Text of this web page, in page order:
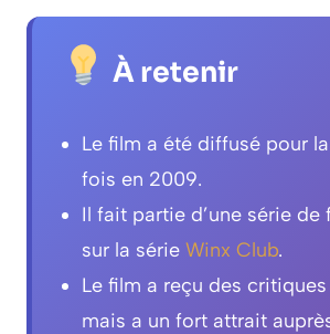
À retenir
Le film a été diffusé pour
fois en 2009.
Il fait partie d’une série de
sur la série Winx Club.
Le film a reçu des
mais a un fort attrait